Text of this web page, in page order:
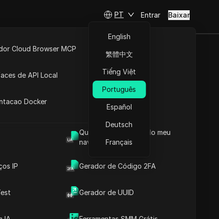
Qual é o User Agent do meu
navegador
IP Gerador de Código 2FA
Gerador de UUID
Cloud Browser MCP
de API Local
Docker
PT
English
繁體中文
Tiếng Việt
Português
Español
Deutsch
Français
Entrar Baixar
Forma
Abrir no ChatGPT
Fazer perguntas sobre esta página
Abrir no Claude